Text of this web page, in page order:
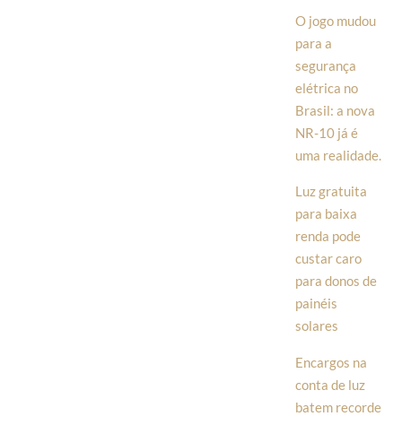
O jogo mudou
para a
segurança
elétrica no
Brasil: a nova
NR-10 já é
uma realidade.
Luz gratuita
para baixa
renda pode
custar caro
para donos de
painéis
solares
Encargos na
conta de luz
batem recorde